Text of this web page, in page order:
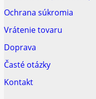
Ochrana súkromia
Vrátenie tovaru
Doprava
Časté otázky
Kontakt